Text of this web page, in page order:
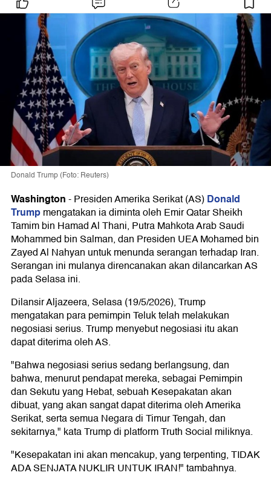
Donald Trump (Foto: Reuters)
Washington-Presiden Amerika Serikat (AS)Donald
Trumpmengatakan ia diminta oleh Emir Qatar Sheikh
Tamim bin Hamad Al Thani, Putra Mahkota Arab Saudi
Mohammed bin Salman, dan Presiden UEA Mohamed bin
Zayed Al Nahyan untuk menunda serangan terhadap Iran.
Serangan ini mulanya direncanakan akan dilancarkan AS
pada Selasa ini.
Dilansir Aljazeera, Selasa (19/5/2026), Trump
mengatakan para pemimpin Teluk telah melakukan
negosiasi serius. Trump menyebut negosiasi itu akan
dapat diterima oleh AS.
"Bahwa negosiasi serius sedang berlangsung, dan
bahwa, menurut pendapat mereka, sebagai Pemimpin
dan Sekutu yang Hebat, sebuah Kesepakatan akan
dibuat, yang akan sangat dapat diterima oleh Amerika
Serikat, serta semua Negara di Timur Tengah, dan
sekitarnya," kata Trump di platform Truth Social miliknya.
"Kesepakatan ini akan mencakup, yang terpenting, TIDAK
ADA SENJATA NUKLIR UNTUK IRAN!" tambahnya.